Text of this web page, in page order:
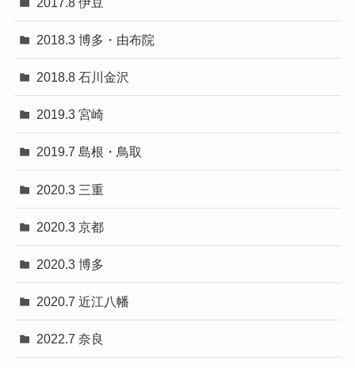
2018.3 博多・由布院
2018.8 石川金沢
2019.3 宮崎
2019.7 島根・鳥取
2020.3 三重
2020.3 京都
2020.3 博多
2020.7 近江八幡
2022.7 奈良